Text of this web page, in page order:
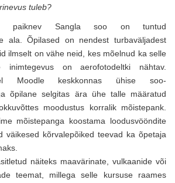
tuleb?
paiknev Sangla soo on tuntud
ala. Õpilased on nendest turbaväljadest
ilmselt on vähe neid, kes mõelnud ka selle
on aerofotodeltki nähtav.
Moodle keskkonnas ühise soo-
õpilane selgitas ära ühe talle määratud
moodustus korralik mõistepank.
mõistepanga koostama loodusvööndite
väikesed kõrvalepõiked teevad ka õpetaja
näiteks maavärinate, vulkaanide või
teemat, millega selle kursuse raames